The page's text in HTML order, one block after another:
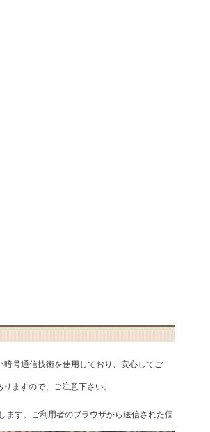
号通信技術を使用しており、安心してご
ますので、ご注意下さい。
ます。ご利用者のブラウザから送信された個